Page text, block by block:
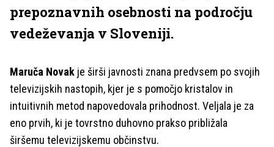
prepoznavnih osebnosti na področju
vedeževanja v Sloveniji.
Maruča Novak je širši javnosti znana predvsem po svojih
televizijskih nastopih, kjer je s pomočjo kristalov in
intuitivnih metod napovedovala prihodnost. Veljala je za
eno prvih, ki je tovrstno duhovno prakso približala
širšemu televizijskemu občinstvu.